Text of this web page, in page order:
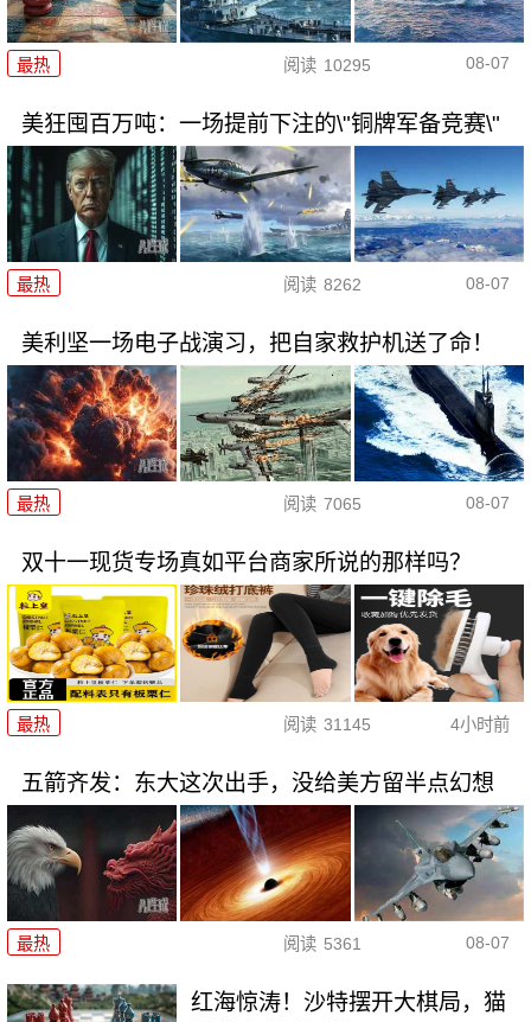
最热 阅读 10295 08-07
美狂囤百万吨：一场提前下注的\"铜牌军备竞赛\"
最热 阅读 8262 08-07
美利坚一场电子战演习，把自家救护机送了命！
最热 阅读 7065 08-07
双十一现货专场真如平台商家所说的那样吗？
最热 阅读 31145 4小时前
五箭齐发：东大这次出手，没给美方留半点幻想
最热 阅读 5361 08-07
红海惊涛！沙特摆开大棋局，猫